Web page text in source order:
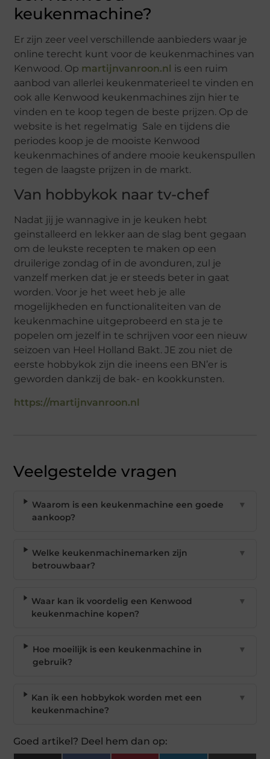
keukenmachine?
Er zijn zeer veel verschillende aanbieders waar je
online terecht kunt voor de keukenmachines van
Kenwood. Op martijnvanroon.nl
is een ruim
aanbod van allerlei keukenmaterieel te vinden en
ook alle Kenwood keukenmachines zijn hier te
vinden en te koop tegen de beste prijzen. Op de
website is het regelmatig Sale en tijdens die
periodes koop je de mooiste Kenwood
keukenmachines of andere mooie keukenspullen
tegen de laagste prijzen in de markt.
Van hobbykok naar tv-chef
Nadat jij je wannagive in je keuken hebt
geinstalleerd en lekker aan de slag bent gegaan
om de leukste recepten te maken op een
druilerige zondag of in de avonduren, zul je
vanzelf merken dat je er steeds beter in gaat
worden. Voor je het weet heb je alle
mogelijkheden en functionaliteiten van de
keukenmachine uitgeprobeerd en sta je te
popelen om jezelf in te schrijven voor een nieuw
seizoen van Heel Holland Bakt. JE zou niet de
eerste hobbykok zijn die ineens een BN’er is
geworden dankzij de bak- en kookkunsten.
https://martijnvanroon.nl
Veelgestelde vragen
Waarom is een keukenmachine een goede
aankoop?
▼
Welke keukenmachinemarken zijn
betrouwbaar?
▼
Waar kan ik voordelig een Kenwood
keukenmachine kopen?
▼
Hoe moeilijk is een keukenmachine in
gebruik?
▼
Kan ik een hobbykok worden met een
keukenmachine?
▼
Goed artikel? Deel hem dan op: